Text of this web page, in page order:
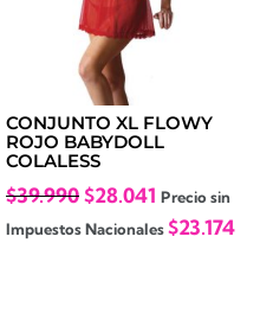
CONJUNTO XL FLOWY
ROJO BABYDOLL
COLALESS
$39.990El
precio
$28.041 El
precio
Precio sin
Impuestos Nacionales$23.174